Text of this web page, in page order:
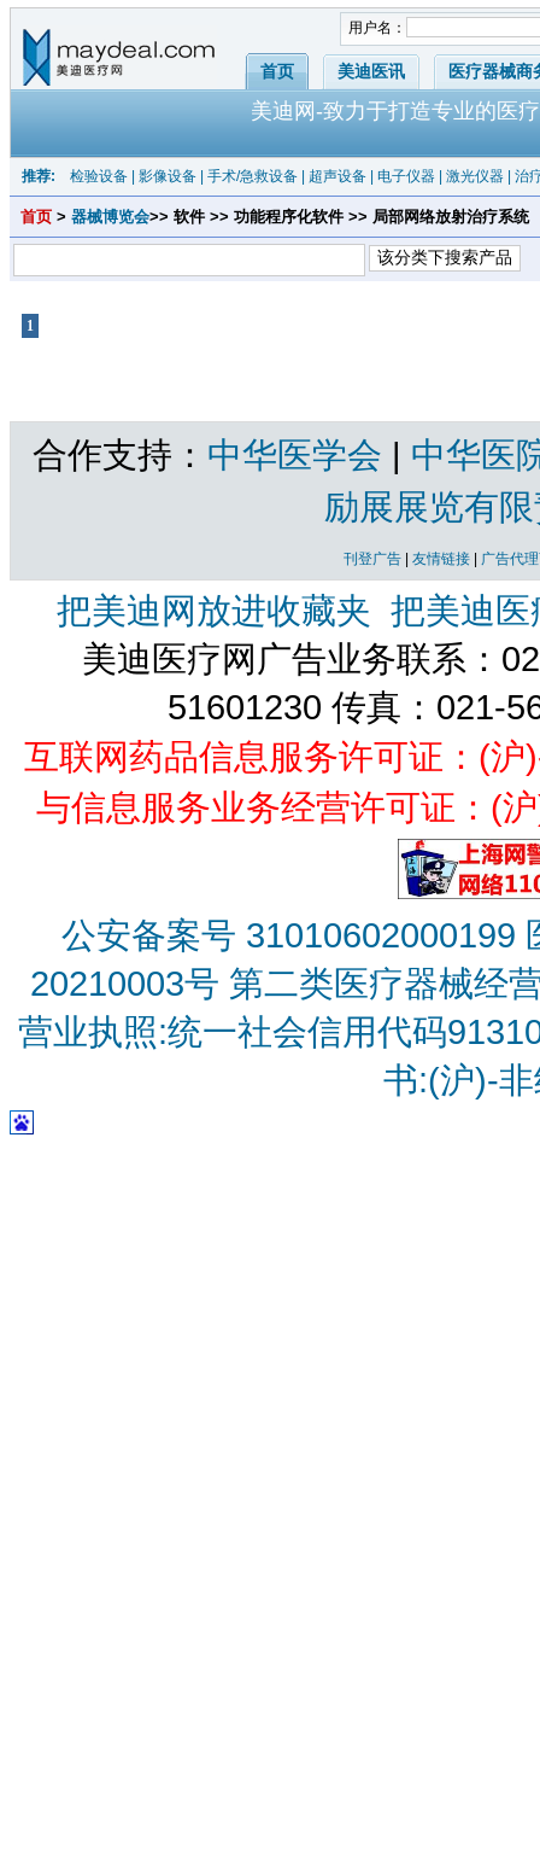
用户名：
首页 美迪医讯 医疗器械商
美迪网-致力于打造专业的医
推荐: 检验设备 影像设备 手术/急救设备 超声设备 电子仪器 激光仪器 治
首页 > 器械博览会>> 软件 >> 功能程序化软件 >> 局部网络放射治疗系统
1
合作支持： 中华医学会 | 中华医
励展展览有
刊登广告 友情链接 广告代
把美迪网放进收藏夹 把美迪
美迪医疗网广告业务联系：
51601230 传真：021-
互联网药品信息服务许可证：(
与信息服务业务经营许可证：(
公安备案号 31010602000199
20210003号 第二类医疗器械经
营业执照:统一社会信用代码
书:(沪)-